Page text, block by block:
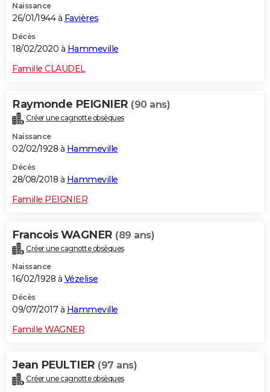
Naissance
26/01/1944 à Favières
Décès
18/02/2020 à Hammeville
Famille CLAUDEL
Raymonde PEIGNIER (90 ans)
Créer une cagnotte obsèques
Naissance
02/02/1928 à Hammeville
Décès
28/08/2018 à Hammeville
Famille PEIGNIER
Francois WAGNER (89 ans)
Créer une cagnotte obsèques
Naissance
16/02/1928 à Vézelise
Décès
09/07/2017 à Hammeville
Famille WAGNER
Jean PEULTIER (97 ans)
Créer une cagnotte obsèques